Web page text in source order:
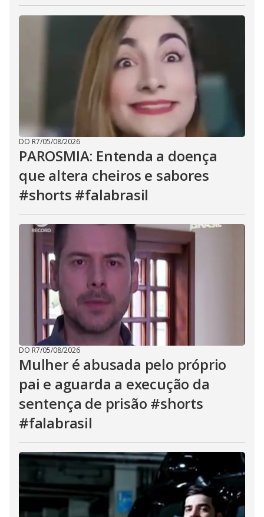
DO R7/05/08/2026
PAROSMIA: Entenda a doença
que altera cheiros e sabores
#shorts #falabrasil
DO R7/05/08/2026
Mulher é abusada pelo próprio
pai e aguarda a execução da
sentença de prisão #shorts
#falabrasil